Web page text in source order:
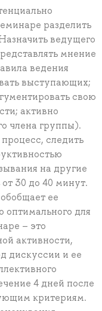
разделить
ведущего
мнение
ведения
выступающих;
свою
активно
члена группы).
следить
на другие
30 до 40 минут.
ее
оптимального для
– это
активности,
дискуссии и ее
4 дней после
критериям.